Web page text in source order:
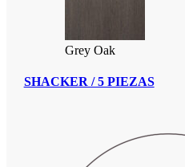
Grey Oak
SHACKER / 5 PIEZAS